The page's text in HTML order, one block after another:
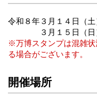
令和８年３月１４日（
３月１５日（日）
※万博スタンプは混雑
る場合がございます。
開催場所